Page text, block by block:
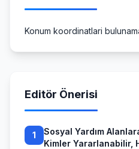
Konum koordinatlari
Editör Önerisi
1
Sosyal Yardım
Kimler Yararlanabilir,